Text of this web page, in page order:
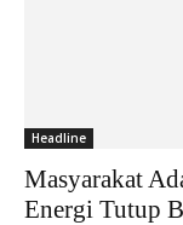
Headline
Masyarakat
Energi Tutup